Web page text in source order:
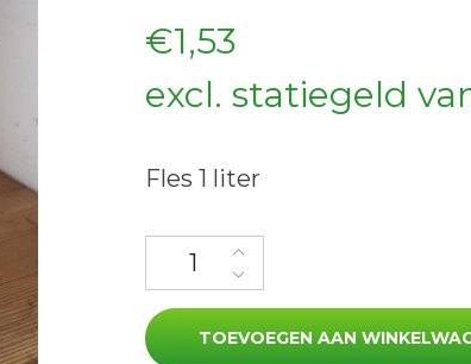
€1,53
excl. statiegeld
Fles 1 liter
Volle yoghurt aantal
TOEVOEGEN AAN